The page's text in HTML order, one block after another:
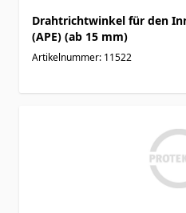
Drahtrichtwinkel für den
(APE) (ab 15 mm)
Artikelnummer: 11522